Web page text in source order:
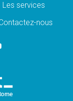
estime
pas avec
Les services
nous